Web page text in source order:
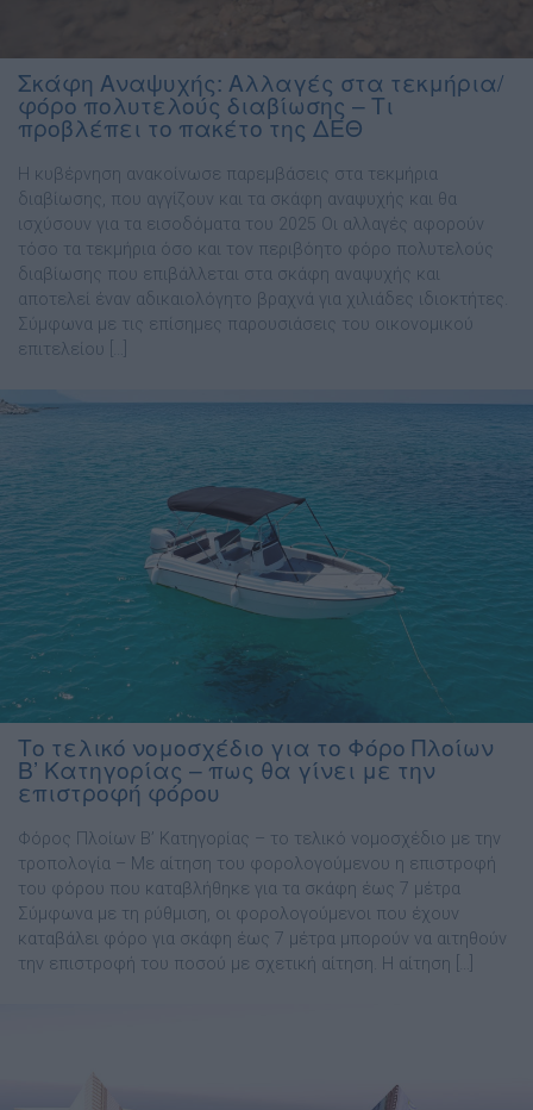
Σκάφη Αναψυχής: Αλλαγές στα τεκμήρια/
φόρο πολυτελούς διαβίωσης – Τι
προβλέπει το πακέτο της ΔΕΘ
Η κυβέρνηση ανακοίνωσε παρεμβάσεις στα τεκμήρια
διαβίωσης, που αγγίζουν και τα σκάφη αναψυχής και θα
ισχύσουν για τα εισοδόματα του 2025 Οι αλλαγές αφορούν
τόσο τα τεκμήρια όσο και τον περιβόητο φόρο πολυτελούς
διαβίωσης που επιβάλλεται στα σκάφη αναψυχής και
αποτελεί έναν αδικαιολόγητο βραχνά για χιλιάδες ιδιοκτήτες.
Σύμφωνα με τις επίσημες παρουσιάσεις του οικονομικού
επιτελείου […]
Το τελικό νομοσχέδιο για το Φόρο Πλοίων
Β’ Κατηγορίας – πως θα γίνει με την
επιστροφή φόρου
Φόρος Πλοίων Β’ Κατηγορίας – το τελικό νομοσχέδιο με την
τροπολογία – Με αίτηση του φορολογούμενου η επιστροφή
του φόρου που καταβλήθηκε για τα σκάφη έως 7 μέτρα
Σύμφωνα με τη ρύθμιση, οι φορολογούμενοι που έχουν
καταβάλει φόρο για σκάφη έως 7 μέτρα μπορούν να αιτηθούν
την επιστροφή του ποσού με σχετική αίτηση. Η αίτηση […]